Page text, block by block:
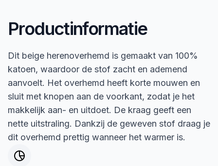
Productinformatie
Dit beige herenoverhemd is gemaakt van 100%
katoen, waardoor de stof zacht en ademend
aanvoelt. Het overhemd heeft korte mouwen en
sluit met knopen aan de voorkant, zodat je het
makkelijk aan- en uitdoet. De kraag geeft een
nette uitstraling. Dankzij de geweven stof draag je
dit overhemd prettig wanneer het warmer is.